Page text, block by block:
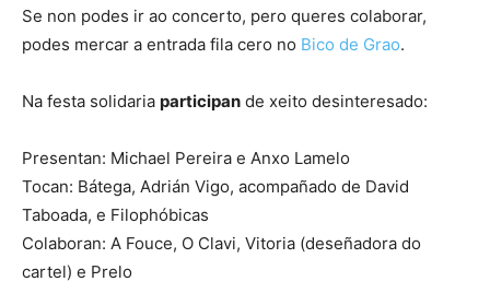
Se non podes ir ao concerto, pero queres colaborar,
podes mercar a entrada fila cero no Bico de Grao.
Na festa solidaria participan de xeito desinteresado:
Presentan: Michael Pereira e Anxo Lamelo
Tocan: Bátega, Adrián Vigo, acompañado de David
Taboada, e Filophóbicas
Colaboran: A Fouce, O Clavi, Vitoria (deseñadora do
cartel) e Prelo